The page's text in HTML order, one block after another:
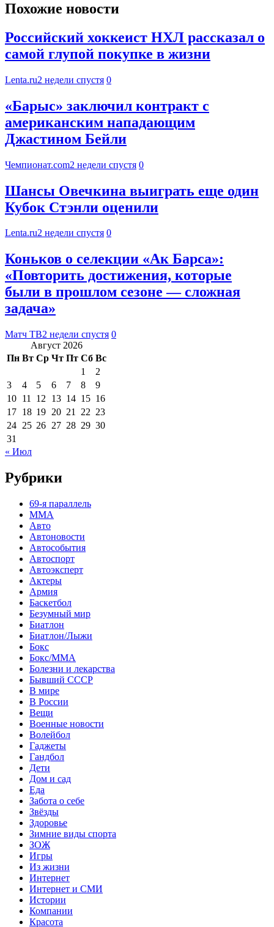
Похожие новости
Российский хоккеист НХЛ рассказал о
самой глупой покупке в жизни
Lenta.ru2 недели спустя 0
«Барыс» заключил контракт с
американским нападающим
Джастином Бейли
Чемпионат.com2 недели спустя 0
Шансы Овечкина выиграть еще один
Кубок Стэнли оценили
Lenta.ru2 недели спустя 0
Коньков о селекции «Ак Барса»:
«Повторить достижения, которые
были в прошлом сезоне — сложная
задача»
Матч ТВ2 недели спустя 0
Август 2026
Пн Вт Ср Чт Пт Сб Вс
1
2
3
4 5 6 7 8
9
10 11 12 13 14 15 16
17 18 19 20 21 22 23
24 25 26 27 28 29 30
31
« Июл
Рубрики
69-я параллель
MMA
Авто
Автоновости
Автособытия
Автоспорт
Автоэксперт
Актеры
Армия
Баскетбол
Безумный мир
Биатлон
Биатлон/Лыжи
Бокс
Бокс/MMA
Болезни и лекарства
Бывший СССР
В мире
В России
Вещи
Военные новости
Волейбол
Гаджеты
Гандбол
Дети
Дом и сад
Еда
Забота о себе
Звёзды
Здоровье
Зимние виды спорта
ЗОЖ
Игры
Из жизни
Интернет
Интернет и СМИ
Истории
Компании
Красота